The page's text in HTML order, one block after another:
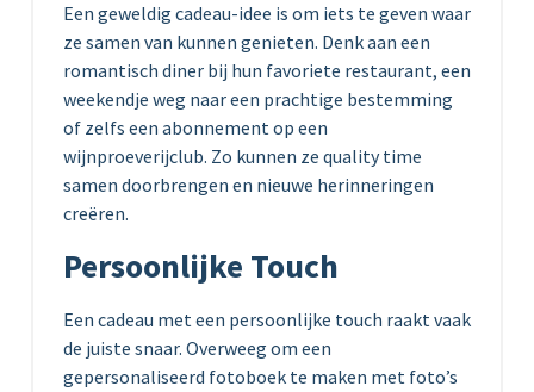
Een geweldig cadeau-idee is om iets te geven waar
ze samen van kunnen genieten. Denk aan een
romantisch diner bij hun favoriete restaurant, een
weekendje weg naar een prachtige bestemming
of zelfs een abonnement op een
wijnproeverijclub. Zo kunnen ze quality time
samen doorbrengen en nieuwe herinneringen
creëren.
Persoonlijke Touch
Een cadeau met een persoonlijke touch raakt vaak
de juiste snaar. Overweeg om een
gepersonaliseerd fotoboek te maken met foto’s